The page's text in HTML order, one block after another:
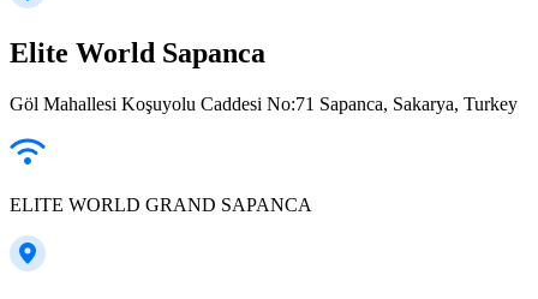
Elite World Sapanca
Göl Mahallesi Koşuyolu Caddesi No:71 Sapanca, Sakarya, Turkey
ELITE WORLD GRAND SAPANCA